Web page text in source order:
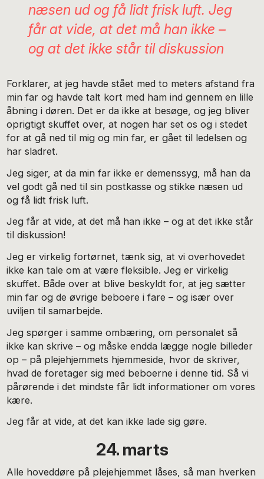
næsen ud og få lidt frisk luft. Jeg
får at vide, at det må han ikke –
og at det ikke står til diskussion
Forklarer, at jeg havde stået med to meters afstand fra
min far og havde talt kort med ham ind gennem en lille
åbning i døren. Det er da ikke at besøge, og jeg bliver
oprigtigt skuffet over, at nogen har set os og i stedet
for at gå ned til mig og min far, er gået til ledelsen og
har sladret.
Jeg siger, at da min far ikke er demenssyg, må han da
vel godt gå ned til sin postkasse og stikke næsen ud
og få lidt frisk luft.
Jeg får at vide, at det må han ikke – og at det ikke står
til diskussion!
Jeg er virkelig fortørnet, tænk sig, at vi overhovedet
ikke kan tale om at være fleksible. Jeg er virkelig
skuffet. Både over at blive beskyldt for, at jeg sætter
min far og de øvrige beboere i fare – og især over
uviljen til samarbejde.
Jeg spørger i samme ombæring, om personalet så
ikke kan skrive – og måske endda lægge nogle billeder
op – på plejehjemmets hjemmeside, hvor de skriver,
hvad de foretager sig med beboerne i denne tid. Så vi
pårørende i det mindste får lidt informationer om vores
kære.
Jeg får at vide, at det kan ikke lade sig gøre.
24. marts
Alle hoveddøre på plejehjemmet låses, så man hverken